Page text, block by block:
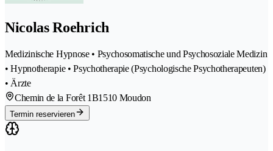
Nicolas Roehrich
Medizinische Hypnose • Psychosomatische und Psychosoziale Medizin
• Hypnotherapie • Psychotherapie (Psychologische Psychotherapeuten)
• Ärzte
Chemin de la Forêt 1B1510 Moudon
Termin reservieren